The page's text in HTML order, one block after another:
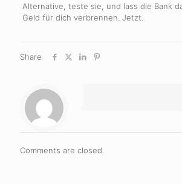
Alternative, teste sie, und lass die Bank
Geld für dich verbrennen. Jetzt.
Share
Comments are closed.